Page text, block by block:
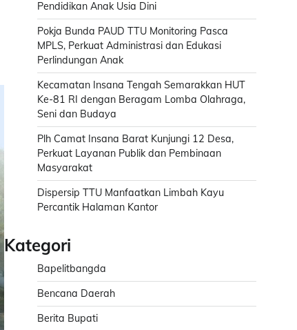
Pendidikan Anak Usia Dini
Pokja Bunda PAUD TTU Monitoring Pasca
MPLS, Perkuat Administrasi dan Edukasi
Perlindungan Anak
Kecamatan Insana Tengah Semarakkan HUT
Ke-81 RI dengan Beragam Lomba Olahraga,
Seni dan Budaya
Plh Camat Insana Barat Kunjungi 12 Desa,
Perkuat Layanan Publik dan Pembinaan
Masyarakat
Dispersip TTU Manfaatkan Limbah Kayu
Percantik Halaman Kantor
Kategori
Bapelitbangda
Bencana Daerah
Berita Bupati